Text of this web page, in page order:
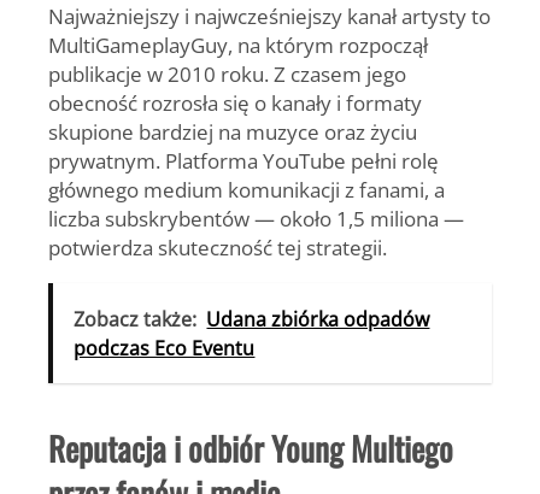
Najważniejszy i najwcześniejszy kanał artysty to
MultiGameplayGuy, na którym rozpoczął
publikacje w 2010 roku. Z czasem jego
obecność rozrosła się o kanały i formaty
skupione bardziej na muzyce oraz życiu
prywatnym. Platforma YouTube pełni rolę
głównego medium komunikacji z fanami, a
liczba subskrybentów — około 1,5 miliona —
potwierdza skuteczność tej strategii.
Zobacz także: Udana zbiórka odpadów
podczas Eco Eventu
Reputacja i odbiór Young Multiego